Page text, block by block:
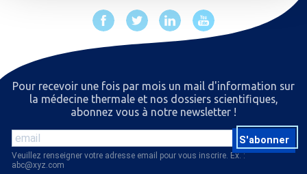
Pour recevoir une fois par mois un mail d'information sur
la médecine thermale et nos dossiers scientiﬁques,
abonnez vous à notre newsletter !
S'abonner
Veuillez renseigner votre adresse email pour vous inscrire. Ex. :
abc@xyz.com